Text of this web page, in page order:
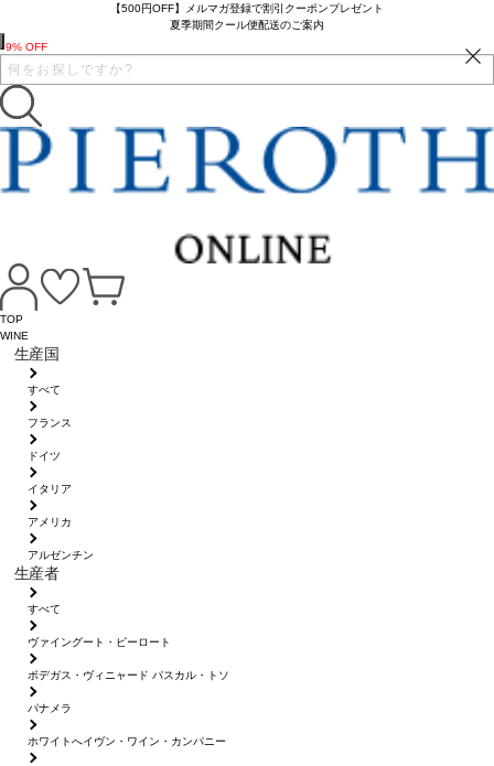
【500円OFF】メルマガ登録で割引クーポンプレゼント
夏季期間クール便配送のご案内
TOP
WINE
生産国
すべて
フランス
ドイツ
イタリア
アメリカ
アルゼンチン
生産者
すべて
ヴァイングート・ピーロート
ボデガス・ヴィニャード パスカル・トソ
パナメラ
ホワイトへイヴン・ワイン・カンパニー
9% OFF